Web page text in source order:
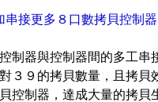
接更多８口數拷貝控制器
制器與控制器間的多工串
３９的拷貝數量，且拷貝
控制器，達成大量的拷貝